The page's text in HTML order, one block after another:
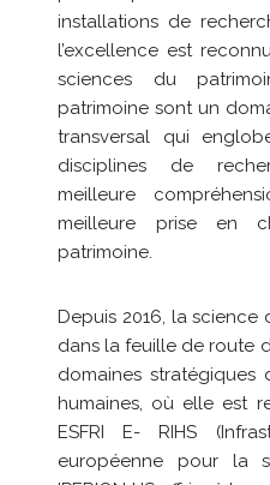
installations de
l’excellence est
sciences du
patrimoine sont un
transversal qui
disciplines de
meilleure
meilleure prise en
patrimoine.
Depuis 2016, la
dans la feuille de route
domaines stratégiques
humaines, où elle est
ESFRI E- RIHS
européenne pour la